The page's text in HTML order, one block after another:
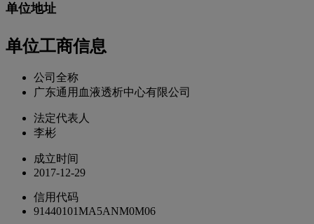
单位地址
单位工商信息
公司全称
广东通用血液透析中心有限公司
法定代表人
李彬
成立时间
2017-12-29
信用代码
91440101MA5ANM0M06